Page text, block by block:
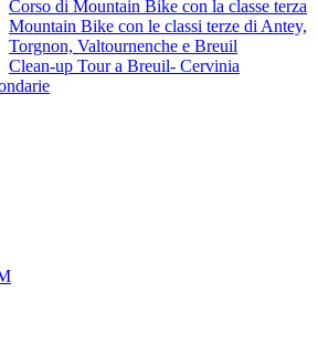
Corso di Mountain Bike con la classe terza
Mountain Bike con le classi terze di Antey,
Torgnon, Valtournenche e Breuil
Clean-up Tour a Breuil- Cervinia